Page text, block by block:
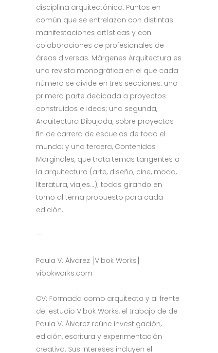
disciplina arquitectónica. Puntos en
común que se entrelazan con distintas
manifestaciones artísticas y con
colaboraciones de profesionales de
áreas diversas. Márgenes Arquitectura es
una revista monográfica en el que cada
número se divide en tres secciones: una
primera parte dedicada a proyectos
construidos e ideas; una segunda,
Arquitectura Dibujada, sobre proyectos
fin de carrera de escuelas de todo el
mundo; y una tercera, Contenidos
Marginales, que trata temas tangentes a
la arquitectura (arte, diseño, cine, moda,
literatura, viajes…); todas girando en
torno al tema propuesto para cada
edición.
—
Paula V. Álvarez [Vibok Works]
vibokworks.com
CV: Formada como arquitecta y al frente
del estudio Vibok Works, el trabajo de de
Paula V. Álvarez reúne investigación,
edición, escritura y experimentación
creativa. Sus intereses incluyen el